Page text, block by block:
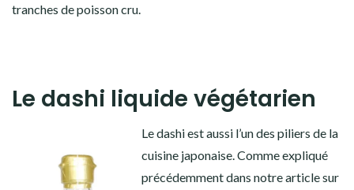
tranches de poisson cru.
Le dashi liquide végétarien
Le dashi est aussi l’un des piliers de la
cuisine japonaise. Comme expliqué
précédemment dans notre article sur